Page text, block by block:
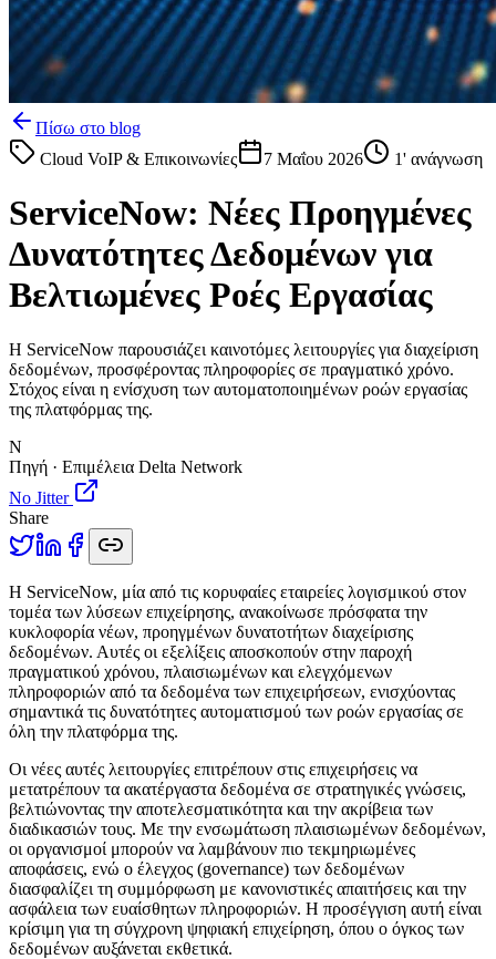
Πίσω στο blog
Cloud VoIP & Επικοινωνίες
7 Μαΐου 2026 1' ανάγνωση
ServiceNow: Νέες Προηγμένες
Δυνατότητες Δεδομένων για
Βελτιωμένες Ροές Εργασίας
Η ServiceNow παρουσιάζει καινοτόμες λειτουργίες για διαχείριση
δεδομένων, προσφέροντας πληροφορίες σε πραγματικό χρόνο.
Στόχος είναι η ενίσχυση των αυτοματοποιημένων ροών εργασίας
της πλατφόρμας της.
N
Πηγή · Επιμέλεια Delta Network
No Jitter
Share
Η ServiceNow, μία από τις κορυφαίες εταιρείες λογισμικού στον
τομέα των λύσεων επιχείρησης, ανακοίνωσε πρόσφατα την
κυκλοφορία νέων, προηγμένων δυνατοτήτων διαχείρισης
δεδομένων. Αυτές οι εξελίξεις αποσκοπούν στην παροχή
πραγματικού χρόνου, πλαισιωμένων και ελεγχόμενων
πληροφοριών από τα δεδομένα των επιχειρήσεων, ενισχύοντας
σημαντικά τις δυνατότητες αυτοματισμού των ροών εργασίας σε
όλη την πλατφόρμα της.
Οι νέες αυτές λειτουργίες επιτρέπουν στις επιχειρήσεις να
μετατρέπουν τα ακατέργαστα δεδομένα σε στρατηγικές γνώσεις,
βελτιώνοντας την αποτελεσματικότητα και την ακρίβεια των
διαδικασιών τους. Με την ενσωμάτωση πλαισιωμένων δεδομένων,
οι οργανισμοί μπορούν να λαμβάνουν πιο τεκμηριωμένες
αποφάσεις, ενώ ο έλεγχος (governance) των δεδομένων
διασφαλίζει τη συμμόρφωση με κανονιστικές απαιτήσεις και την
ασφάλεια των ευαίσθητων πληροφοριών. Η προσέγγιση αυτή είναι
κρίσιμη για τη σύγχρονη ψηφιακή επιχείρηση, όπου ο όγκος των
δεδομένων αυξάνεται εκθετικά.